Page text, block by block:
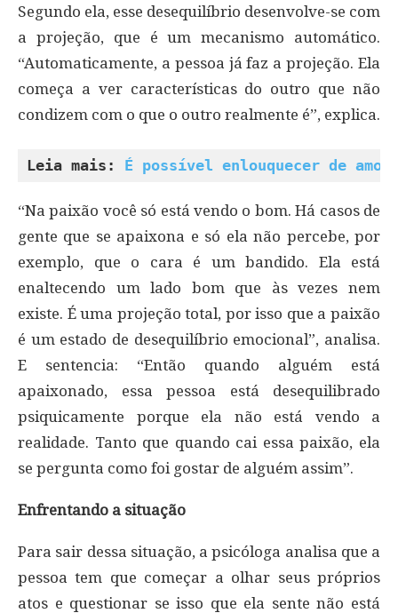
Segundo ela, esse desequilíbrio desenvolve-se com
a projeção, que é um mecanismo automático.
“Automaticamente, a pessoa já faz a projeção. Ela
começa a ver características do outro que não
condizem com o que o outro realmente é”, explica.
Leia mais: É possível enlouquecer de
“Na paixão você só está vendo o bom. Há casos de
gente que se apaixona e só ela não percebe, por
exemplo, que o cara é um bandido. Ela está
enaltecendo um lado bom que às vezes nem
existe. É uma projeção total, por isso que a paixão
é um estado de desequilíbrio emocional”, analisa.
E sentencia: “Então quando alguém está
apaixonado, essa pessoa está desequilibrado
psiquicamente porque ela não está vendo a
realidade. Tanto que quando cai essa paixão, ela
se pergunta como foi gostar de alguém assim”.
Enfrentando a situação
Para sair dessa situação, a psicóloga analisa que a
pessoa tem que começar a olhar seus próprios
atos e questionar se isso que ela sente não está